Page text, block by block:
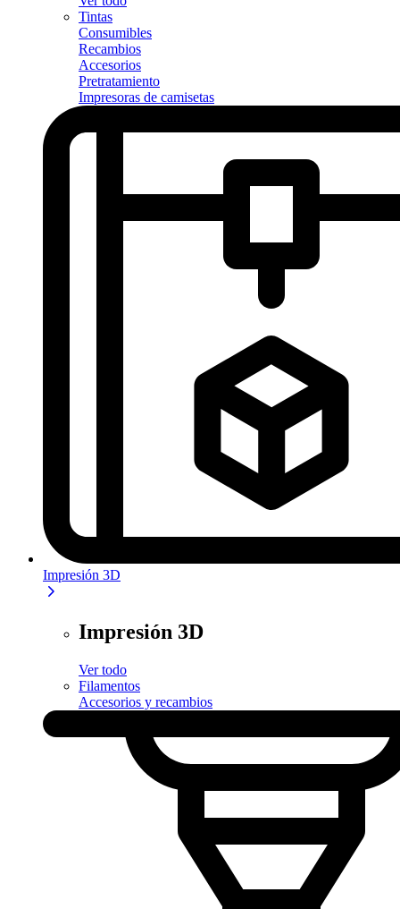
Tintas
Consumibles
Recambios
Accesorios
Pretratamiento
Impresoras de camisetas
Impresión 3D
Impresión 3D
Ver todo
Filamentos
Accesorios y recambios